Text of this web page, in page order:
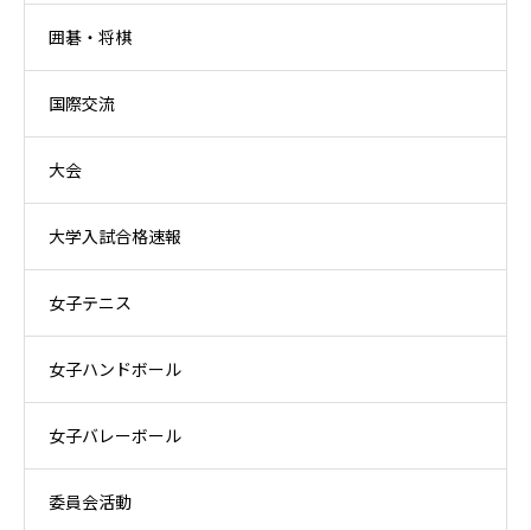
囲碁・将棋
国際交流
大会
大学入試合格速報
女子テニス
女子ハンドボール
女子バレーボール
委員会活動